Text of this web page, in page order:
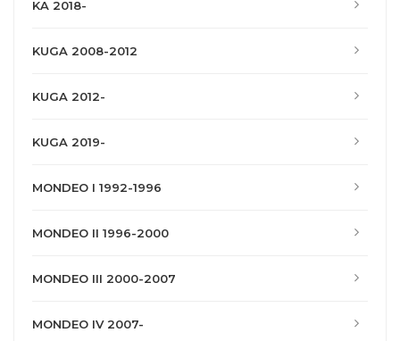
KA 2018-
KUGA 2008-2012
KUGA 2012-
KUGA 2019-
MONDEO I 1992-1996
MONDEO II 1996-2000
MONDEO III 2000-2007
MONDEO IV 2007-